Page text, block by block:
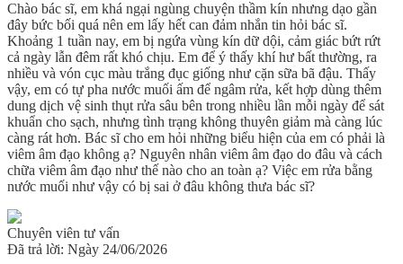
Chào bác sĩ, em khá ngại ngùng chuyện thầm kín nhưng dạo gần
đây bức bối quá nên em lấy hết can đảm nhắn tin hỏi bác sĩ.
Khoảng 1 tuần nay, em bị ngứa vùng kín dữ dội, cảm giác bứt rứt
cả ngày lẫn đêm rất khó chịu. Em để ý thấy khí hư bất thường, ra
nhiều và vón cục màu trắng đục giống như cặn sữa bã đậu. Thấy
vậy, em có tự pha nước muối ấm để ngâm rửa, kết hợp dùng thêm
dung dịch vệ sinh thụt rửa sâu bên trong nhiều lần mỗi ngày để sát
khuẩn cho sạch, nhưng tình trạng không thuyên giảm mà càng lúc
càng rát hơn. Bác sĩ cho em hỏi những biểu hiện của em có phải là
viêm âm đạo không ạ? Nguyên nhân viêm âm đạo do đâu và cách
chữa viêm âm đạo như thế nào cho an toàn ạ? Việc em rửa bằng
nước muối như vậy có bị sai ở đâu không thưa bác sĩ?
Chuyên viên tư vấn
Đã trả lời: Ngày 24/06/2026